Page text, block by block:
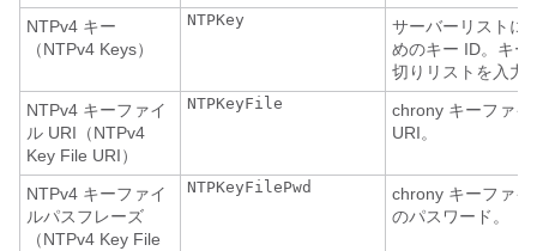
NTPv4 キー
（NTPv4 Keys）
NTPKey
サーバーリストに
めのキー ID。キー
切りリストを入力
NTPv4 キーファイ
ル URI（NTPv4
Key File URI）
NTPKeyFile
chrony キーファイ
URI。
NTPv4 キーファイ
ルパスフレーズ
（NTPv4 Key File
NTPKeyFilePwd
chrony キーファイ
のパスワード。